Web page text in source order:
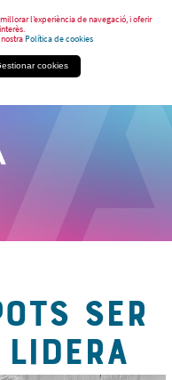
l’experiència de navegació, i oferir
Política de cookies
cookies
SER